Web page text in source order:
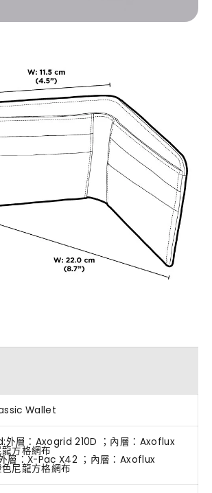
Wallet
外層：Axogrid 210D ；內層：Axoflux
方格網布
層：X-Pac X42 ；內層：Axoflux
尼龍方格網布